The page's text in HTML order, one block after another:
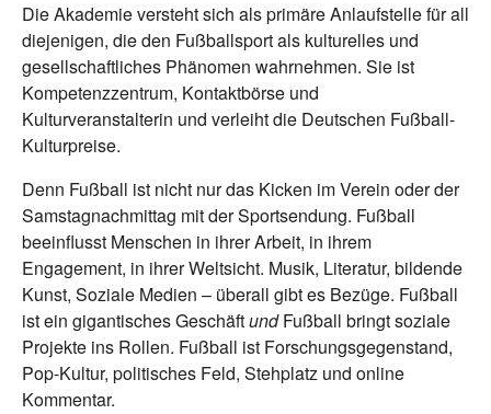
Die Akademie versteht sich als primäre Anlaufstelle für all
diejenigen, die den Fußballsport als kulturelles und
gesellschaftliches Phänomen wahrnehmen. Sie ist
Kompetenzzentrum, Kontaktbörse und
Kulturveranstalterin und verleiht die Deutschen Fußball-
Kulturpreise.
Denn Fußball ist nicht nur das Kicken im Verein oder der
Samstagnachmittag mit der Sportsendung. Fußball
beeinflusst Menschen in ihrer Arbeit, in ihrem
Engagement, in ihrer Weltsicht. Musik, Literatur, bildende
Kunst, Soziale Medien – überall gibt es Bezüge. Fußball
ist ein gigantisches GeschäftundFußball bringt soziale
Projekte ins Rollen. Fußball ist Forschungsgegenstand,
Pop-Kultur, politisches Feld, Stehplatz und online
Kommentar.